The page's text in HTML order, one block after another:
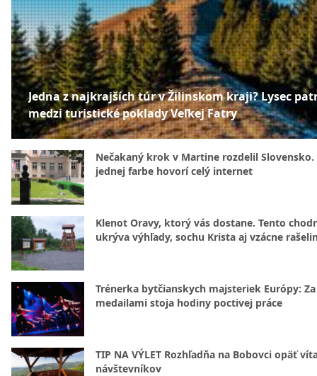
Jedna z najkrajších túr v Žilinskom kraji? Lysec
medzi turistické poklady Veľkej Fatry
Nečakaný krok v Martine rozdelil Slovensko.
jednej farbe hovorí celý internet
Klenot Oravy, ktorý vás dostane. Tento
ukrýva výhľady, sochu Krista aj vzácne
Trénerka bytčianskych majsteriek Európy: Za
medailami stoja hodiny poctivej práce
TIP NA VÝLET Rozhľadňa na Bobovci opäť
návštevníkov